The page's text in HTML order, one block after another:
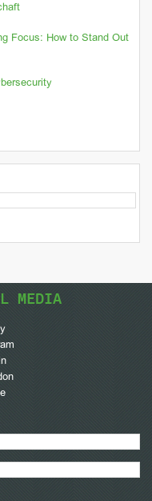
Focus: How to Stand Out
MEDIA